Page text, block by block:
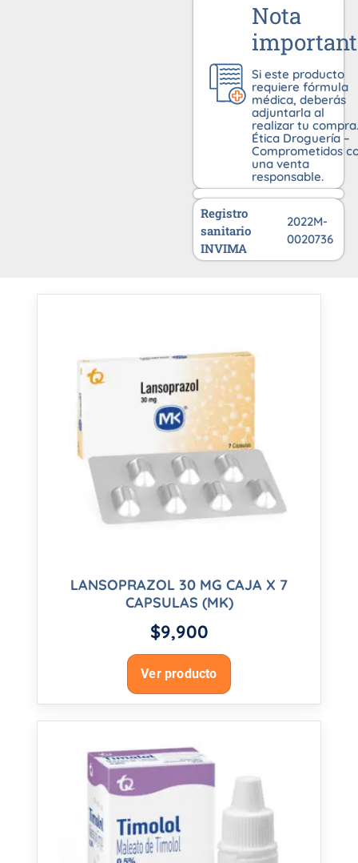
Nota
Si este producto
requiere fórmula
médica, deberás
adjuntarla al
realizar tu compra.
Ética Droguería –
Comprometidos
una venta
responsable.
Registro
sanitario
INVIMA
2022M-
0020736
LANSOPRAZOL 30 MG CAJA X 7
CAPSULAS (MK)
$9,900
Ver producto